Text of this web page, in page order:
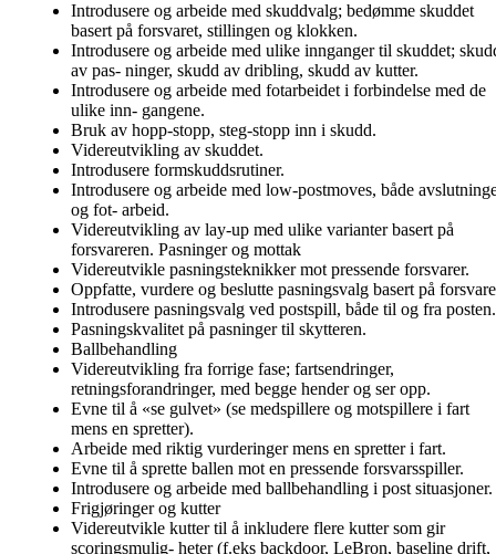
Introdusere og arbeide med skuddvalg; bedømme skuddet
basert på forsvaret, stillingen og klokken.
Introdusere og arbeide med ulike innganger til skuddet;
av pas- ninger, skudd av dribling, skudd av kutter.
Introdusere og arbeide med fotarbeidet i forbindelse med de
ulike inn- gangene.
Bruk av hopp-stopp, steg-stopp inn i skudd.
Videreutvikling av skuddet.
Introdusere formskuddsrutiner.
Introdusere og arbeide med low-postmoves, både
og fot- arbeid.
Videreutvikling av lay-up med ulike varianter basert på
forsvareren. Pasninger og mottak
Videreutvikle pasningsteknikker mot pressende forsvarer.
Oppfatte, vurdere og beslutte pasningsvalg basert på
Introdusere pasningsvalg ved postspill, både til og fra posten.
Pasningskvalitet på pasninger til skytteren.
Ballbehandling
Videreutvikling fra forrige fase; fartsendringer,
retningsforandringer, med begge hender og ser opp.
Evne til å «se gulvet» (se medspillere og motspillere i fart
mens en spretter).
Arbeide med riktig vurderinger mens en spretter i fart.
Evne til å sprette ballen mot en pressende forsvarsspiller.
Introdusere og arbeide med ballbehandling i post situasjoner.
Frigjøringer og kutter
Videreutvikle kutter til å inkludere flere kutter som gir
scoringsmulig- heter (f.eks backdoor, LeBron, baseline drift,